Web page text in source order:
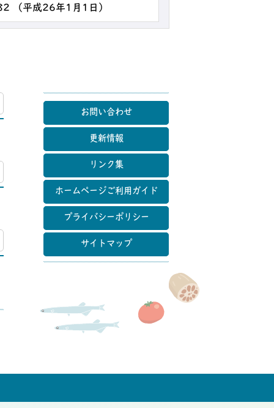
（平成26年1月1日）
マップ
お問い合わせ
更新情報
リンク集
ホームページご利用ガイド
プライバシーポリシー
サイトマップ